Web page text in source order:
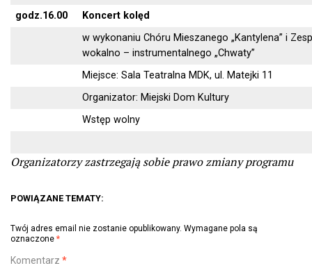
godz.16.00
Koncert kolęd
w wykonaniu Chóru Mieszanego „Kantylena” i
wokalno – instrumentalnego „Chwaty”
Miejsce: Sala Teatralna MDK, ul. Matejki 11
Organizator: Miejski Dom Kultury
Wstęp wolny
Organizatorzy zastrzegają sobie prawo zmiany programu
POWIĄZANE TEMATY:
Twój adres email nie zostanie opublikowany. Wymagane pola są
oznaczone *
Komentarz *